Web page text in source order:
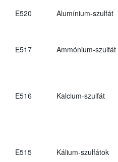
E520 Alumínium-szulfát
E517
Ammónium-szulfát
E516 Kalcium-szulfát
E515 Kálium-szulfátok